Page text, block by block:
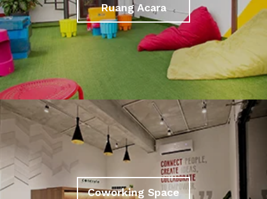
Ruang Acara
Coworking Space